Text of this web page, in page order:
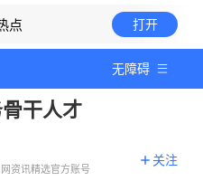
点 打开
无障碍
干人才
资讯精选官方账号
关注